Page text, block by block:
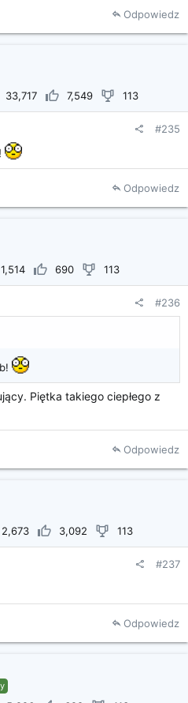
Odpowiedz
33,717 7,549 113
#235
Odpowiedz
1,514 690 113
#236
Piętka takiego ciepłego z
Odpowiedz
2,673 3,092 113
#237
Odpowiedz